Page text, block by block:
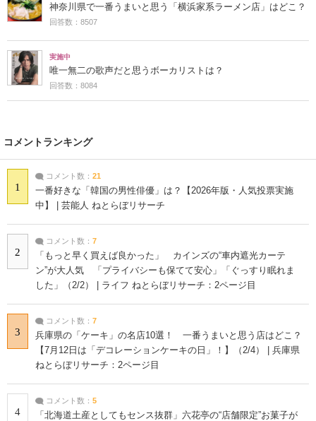
神奈川県で一番うまいと思う「横浜家系ラーメン店」はどこ？
回答数：8507
実施中
唯一無二の歌声だと思うボーカリストは？
回答数：8084
コメントランキング
1
コメント数： 21
一番好きな「韓国の男性俳優」は？【2026年版・人気投票実施
中】 | 芸能人 ねとらぼリサーチ
2
コメント数： 7
「もっと早く買えば良かった」 カインズの“車内遮光カーテ
ン”が大人気 「プライバシーも保てて安心」「ぐっすり眠れま
した」（2/2） | ライフ ねとらぼリサーチ：2ページ目
3
コメント数： 7
兵庫県の「ケーキ」の名店10選！ 一番うまいと思う店はどこ？
【7月12日は「デコレーションケーキの日」！】（2/4） | 兵庫県
ねとらぼリサーチ：2ページ目
4
コメント数： 5
「北海道土産としてもセンス抜群」六花亭の“店舗限定”お菓子が